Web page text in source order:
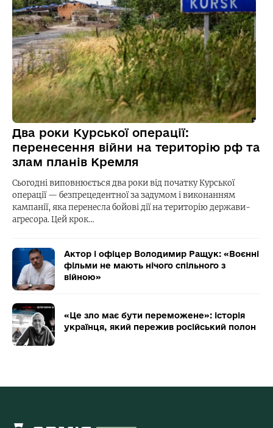
Два роки Курської операції:
перенесення війни на територію рф та
злам планів Кремля
Сьогодні виповнюється два роки від початку Курської
операції — безпрецедентної за задумом і виконанням
кампанії, яка перенесла бойові дії на територію держави-
агресора. Цей крок…
Актор і офіцер Володимир Ращук: «Воєнні
фільми не мають нічого спільного з
війною»
«Це зло має бути переможене»: історія
українця, який пережив російський полон